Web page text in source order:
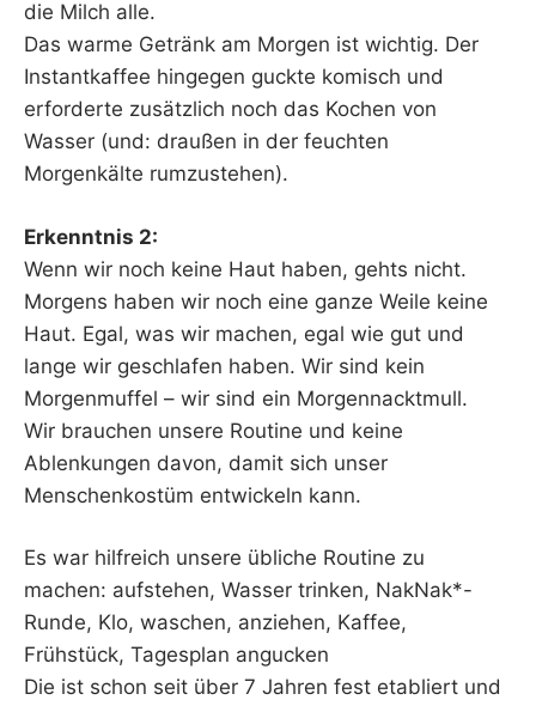
die Milch alle.
Das warme Getränk am Morgen ist wichtig. Der
Instantkaffee hingegen guckte komisch und
erforderte zusätzlich noch das Kochen von
Wasser (und: draußen in der feuchten
Morgenkälte rumzustehen).
Erkenntnis 2:
Wenn wir noch keine Haut haben, gehts nicht.
Morgens haben wir noch eine ganze Weile keine
Haut. Egal, was wir machen, egal wie gut und
lange wir geschlafen haben. Wir sind kein
Morgenmuffel – wir sind ein Morgennacktmull.
Wir brauchen unsere Routine und keine
Ablenkungen davon, damit sich unser
Menschenkostüm entwickeln kann.
Es war hilfreich unsere übliche Routine zu
machen: aufstehen, Wasser trinken, NakNak*-
Runde, Klo, waschen, anziehen, Kaffee,
Frühstück, Tagesplan angucken
Die ist schon seit über 7 Jahren fest etabliert und